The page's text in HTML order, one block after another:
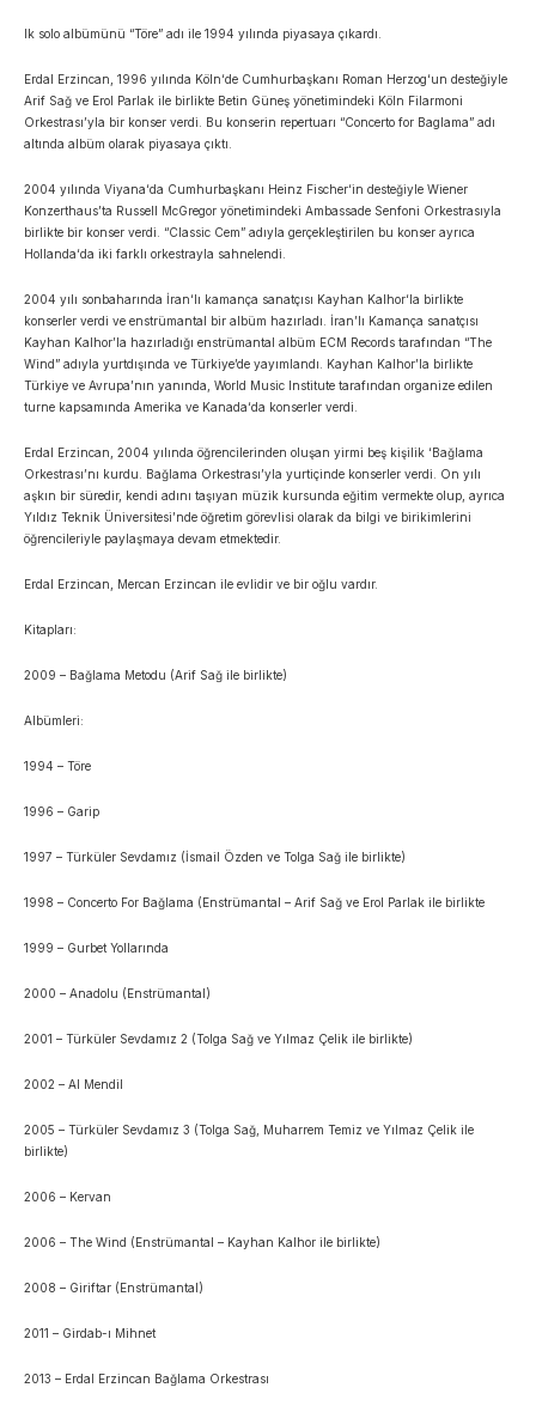
lk solo albümünü “Töre” adı ile 1994 yılında piyasaya çıkardı.
Erdal Erzincan, 1996 yılında Köln‘de Cumhurbaşkanı Roman Herzog‘un desteğiyle
Arif Sağ ve Erol Parlak ile birlikte Betin Güneş yönetimindeki Köln Filarmoni
Orkestrası’yla bir konser verdi. Bu konserin repertuarı “Concerto for Baglama” adı
altında albüm olarak piyasaya çıktı.
2004 yılında Viyana‘da Cumhurbaşkanı Heinz Fischer‘in desteğiyle Wiener
Konzerthaus’ta Russell McGregor yönetimindeki Ambassade Senfoni Orkestrasıyla
birlikte bir konser verdi. “Classic Cem” adıyla gerçekleştirilen bu konser ayrıca
Hollanda‘da iki farklı orkestrayla sahnelendi.
2004 yılı sonbaharında İran‘lı kamança sanatçısı Kayhan Kalhor‘la birlikte
konserler verdi ve enstrümantal bir albüm hazırladı. İran’lı Kamança sanatçısı
Kayhan Kalhor’la hazırladığı enstrümantal albüm ECM Records tarafından “The
Wind” adıyla yurtdışında ve Türkiye’de yayımlandı. Kayhan Kalhor’la birlikte
Türkiye ve Avrupa’nın yanında, World Music Institute tarafından organize edilen
turne kapsamında Amerika ve Kanada‘da konserler verdi.
Erdal Erzincan, 2004 yılında öğrencilerinden oluşan yirmi beş kişilik ‘Bağlama
Orkestrası’nı kurdu. Bağlama Orkestrası’yla yurtiçinde konserler verdi. On yılı
aşkın bir süredir, kendi adını taşıyan müzik kursunda eğitim vermekte olup, ayrıca
Yıldız Teknik Üniversitesi’nde öğretim görevlisi olarak da bilgi ve birikimlerini
öğrencileriyle paylaşmaya devam etmektedir.
Erdal Erzincan, Mercan Erzincan ile evlidir ve bir oğlu vardır.
Kitapları:
2009 – Bağlama Metodu (Arif Sağ ile birlikte)
Albümleri:
1994 – Töre
1996 – Garip
1997 – Türküler Sevdamız (İsmail Özden ve Tolga Sağ ile birlikte)
1998 – Concerto For Bağlama (Enstrümantal – Arif Sağ ve Erol Parlak ile birlikte
1999 – Gurbet Yollarında
2000 – Anadolu (Enstrümantal)
2001 – Türküler Sevdamız 2 (Tolga Sağ ve Yılmaz Çelik ile birlikte)
2002 – Al Mendil
2005 – Türküler Sevdamız 3 (Tolga Sağ, Muharrem Temiz ve Yılmaz Çelik ile
birlikte)
2006 – Kervan
2006 – The Wind (Enstrümantal – Kayhan Kalhor ile birlikte)
2008 – Giriftar (Enstrümantal)
2011 – Girdab-ı Mihnet
2013 – Erdal Erzincan Bağlama Orkestrası